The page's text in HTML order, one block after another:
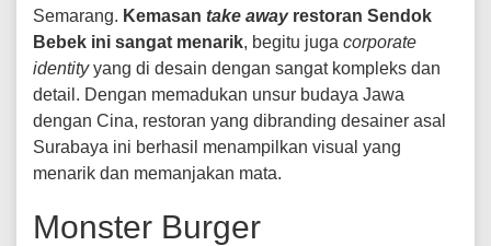
Semarang. Kemasan take away restoran Sendok
Bebek ini sangat menarik, begitu juga corporate
identityyang di desain dengan sangat kompleks dan
detail. Dengan memadukan unsur budaya Jawa
dengan Cina, restoran yang dibranding desainer asal
Surabaya ini berhasil menampilkan visual yang
menarik dan memanjakan mata.
Monster Burger